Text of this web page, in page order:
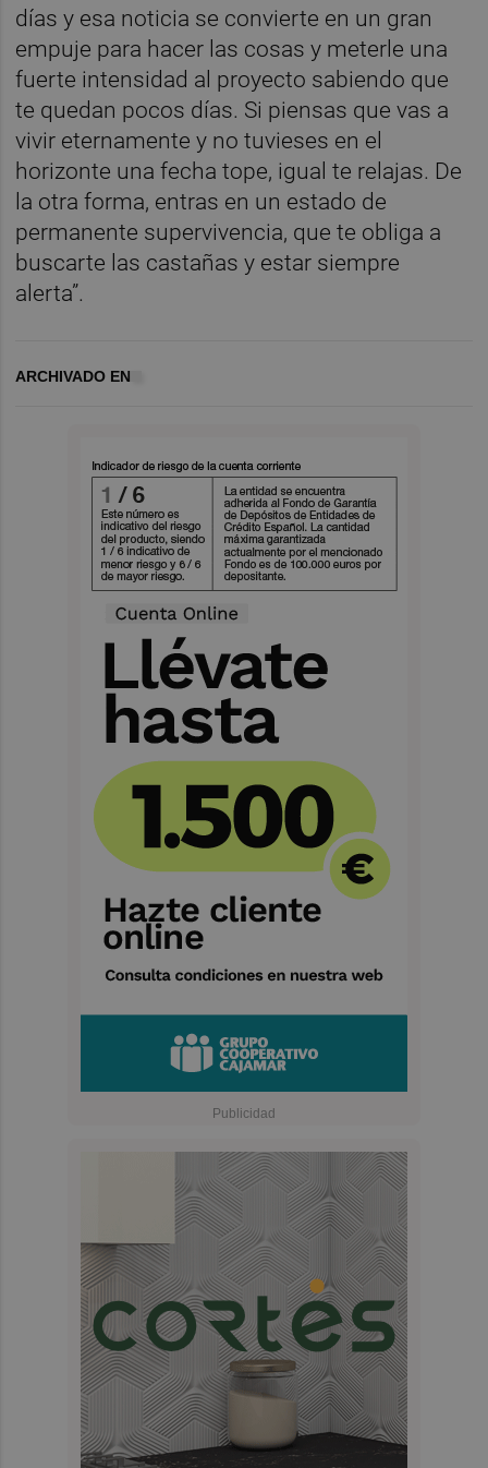
días y esa noticia se convierte en un gran
empuje para hacer las cosas y meterle una
fuerte intensidad al proyecto sabiendo que
te quedan pocos días. Si piensas que vas a
vivir eternamente y no tuvieses en el
horizonte una fecha tope, igual te relajas. De
la otra forma, entras en un estado de
permanente supervivencia, que te obliga a
buscarte las castañas y estar siempre
alerta”.
ARCHIVADO EN